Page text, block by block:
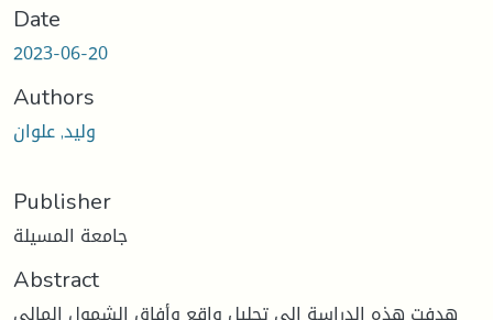
Date
2023-06-20
Authors
وليد, علوان
Publisher
جامعة المسيلة
Abstract